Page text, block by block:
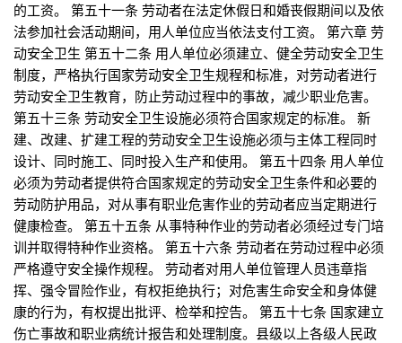
的工资。 第五十一条 劳动者在法定休假日和婚丧假期间以及依
法参加社会活动期间，用人单位应当依法支付工资。 第六章 劳
动安全卫生 第五十二条 用人单位必须建立、健全劳动安全卫生
制度，严格执行国家劳动安全卫生规程和标准，对劳动者进行
劳动安全卫生教育，防止劳动过程中的事故，减少职业危害。
第五十三条 劳动安全卫生设施必须符合国家规定的标准。 新
建、改建、扩建工程的劳动安全卫生设施必须与主体工程同时
设计、同时施工、同时投入生产和使用。 第五十四条 用人单位
必须为劳动者提供符合国家规定的劳动安全卫生条件和必要的
劳动防护用品，对从事有职业危害作业的劳动者应当定期进行
健康检查。 第五十五条 从事特种作业的劳动者必须经过专门培
训并取得特种作业资格。 第五十六条 劳动者在劳动过程中必须
严格遵守安全操作规程。 劳动者对用人单位管理人员违章指
挥、强令冒险作业，有权拒绝执行；对危害生命安全和身体健
康的行为，有权提出批评、检举和控告。 第五十七条 国家建立
伤亡事故和职业病统计报告和处理制度。县级以上各级人民政